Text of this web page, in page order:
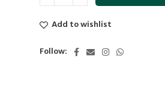
Add to wishlist
Follow: